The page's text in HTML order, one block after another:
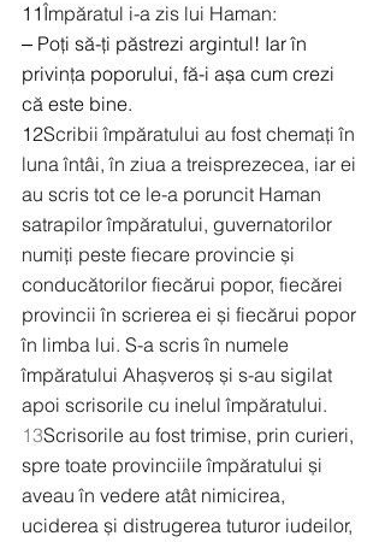
11Împăratul i-a zis lui Haman:
‒ Poți să-ți păstrezi argintul! Iar în
privința poporului, fă-i așa cum crezi
că este bine.
12Scribii împăratului au fost chemați în
luna întâi, în ziua a treisprezecea, iar ei
au scris tot ce le-a poruncit Haman
satrapilor împăratului, guvernatorilor
numiți peste fiecare provincie și
conducătorilor fiecărui popor, fiecărei
provincii în scrierea ei și fiecărui popor
în limba lui. S-a scris în numele
împăratului Ahașveroș și s-au sigilat
apoi scrisorile cu inelul împăratului.
13Scrisorile au fost trimise, prin curieri,
spre toate provinciile împăratului și
aveau în vedere atât nimicirea,
uciderea și distrugerea tuturor iudeilor,